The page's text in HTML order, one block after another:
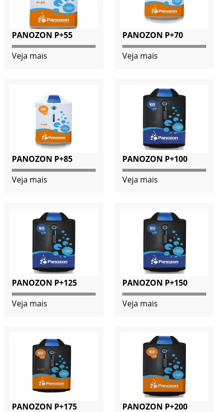
PANOZON P+55
Veja mais
PANOZON P+70
Veja mais
PANOZON P+85
Veja mais
PANOZON P+100
Veja mais
PANOZON P+125
Veja mais
PANOZON P+150
Veja mais
PANOZON P+175 PANOZON P+200